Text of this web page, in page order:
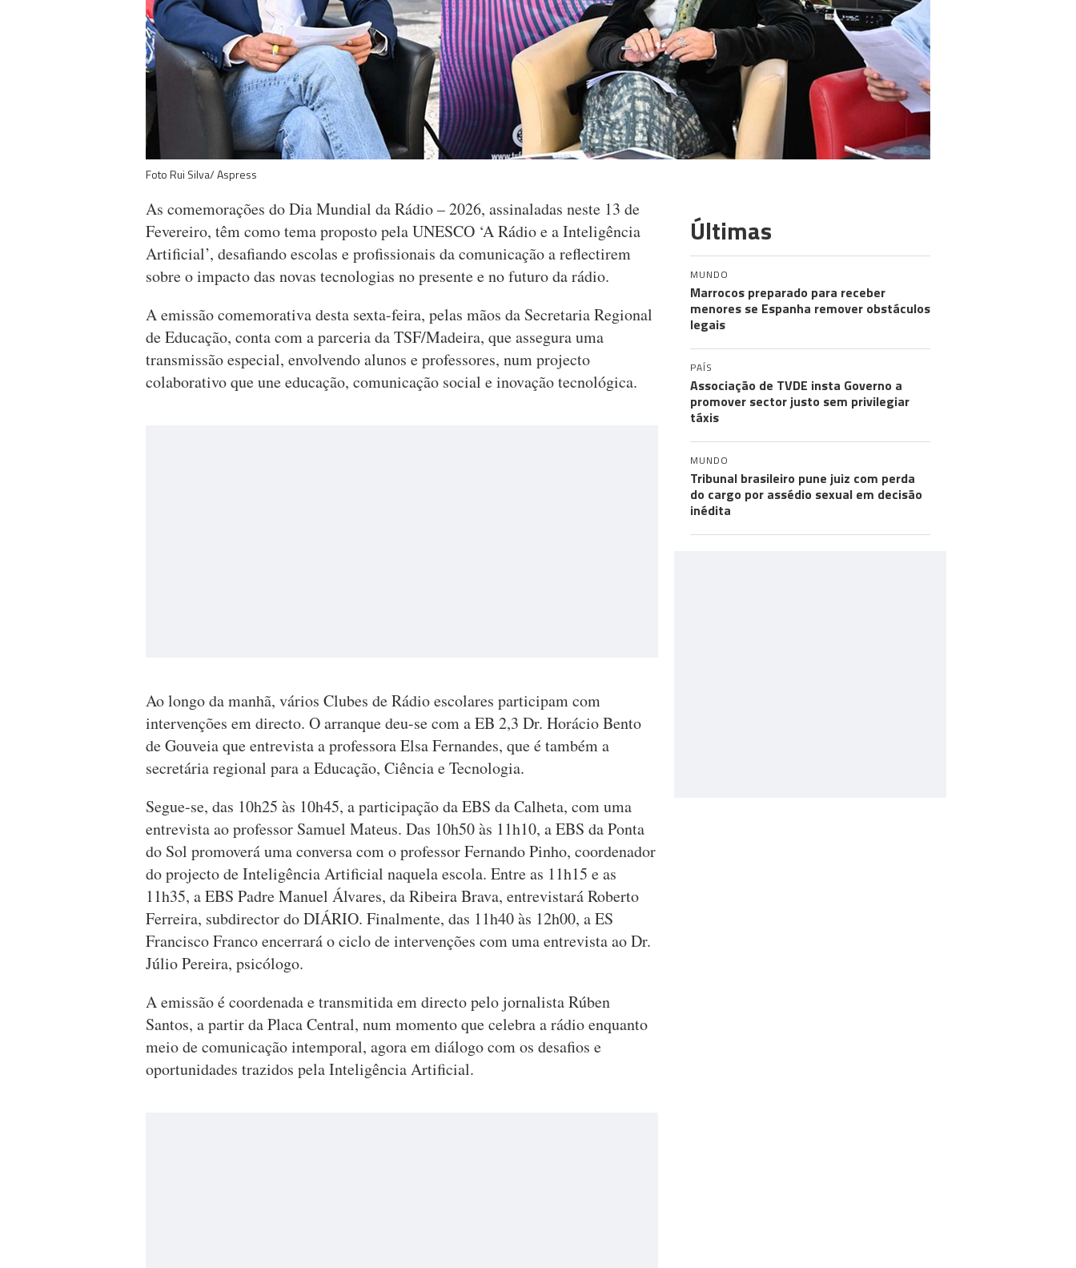
Foto Rui Silva/ Aspress
As comemorações do Dia Mundial da Rádio – 2026, assinaladas neste 13 de
Fevereiro, têm como tema proposto pela UNESCO ‘A Rádio e a Inteligência
Artificial’, desafiando escolas e profissionais da comunicação a reflectirem
sobre o impacto das novas tecnologias no presente e no futuro da rádio.
A emissão comemorativa desta sexta-feira, pelas mãos da Secretaria Regional
de Educação, conta com a parceria da TSF/Madeira, que assegura uma
transmissão especial, envolvendo alunos e professores, num projecto
colaborativo que une educação, comunicação social e inovação tecnológica.
Ao longo da manhã, vários Clubes de Rádio escolares participam com
intervenções em directo. O arranque deu-se com a EB 2,3 Dr. Horácio Bento
de Gouveia que entrevista a professora Elsa Fernandes, que é também a
secretária regional para a Educação, Ciência e Tecnologia.
Segue-se, das 10h25 às 10h45, a participação da EBS da Calheta, com uma
entrevista ao professor Samuel Mateus. Das 10h50 às 11h10, a EBS da Ponta
do Sol promoverá uma conversa com o professor Fernando Pinho, coordenador
do projecto de Inteligência Artificial naquela escola. Entre as 11h15 e as
11h35, a EBS Padre Manuel Álvares, da Ribeira Brava, entrevistará Roberto
Ferreira, subdirector do DIÁRIO. Finalmente, das 11h40 às 12h00, a ES
Francisco Franco encerrará o ciclo de intervenções com uma entrevista ao Dr.
Júlio Pereira, psicólogo.
A emissão é coordenada e transmitida em directo pelo jornalista Rúben
Santos, a partir da Placa Central, num momento que celebra a rádio enquanto
meio de comunicação intemporal, agora em diálogo com os desafios e
oportunidades trazidos pela Inteligência Artificial.
Últimas
MUNDO
Marrocos preparado para receber
menores se Espanha remover obstáculos
legais
PAÍS
Associação de TVDE insta Governo a
promover sector justo sem privilegiar
táxis
MUNDO
Tribunal brasileiro pune juiz com perda
do cargo por assédio sexual em decisão
inédita